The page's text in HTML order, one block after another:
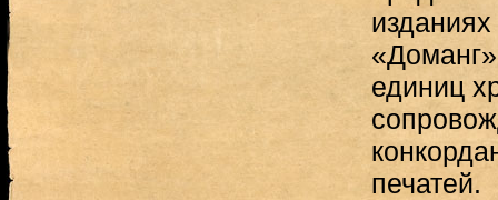
единиц
печатей.